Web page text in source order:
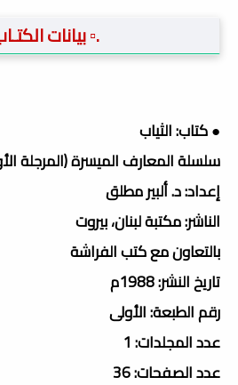
.▫️ بيانات
● كتاب: الثياب
سلسلة المعارف الميسرة (المرجلة
إعداد: د. ألبير مطلق
الناشر: مكتبة لبنان، بيروت
بالتعاون مع كتب الفراشة
تاريخ النشر: 1988م
رقم الطبعة: الأولى
عدد المجلدات: 1
عدد الصفحات: 36